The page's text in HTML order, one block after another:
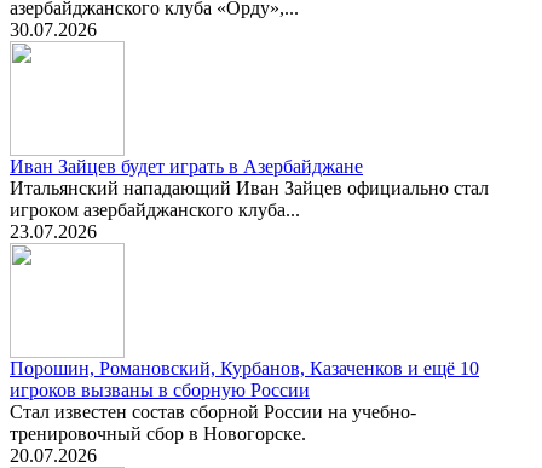
азербайджанского клуба «Орду»,...
30.07.2026
Иван Зайцев будет играть в Азербайджане
Итальянский нападающий Иван Зайцев официально стал
игроком азербайджанского клуба...
23.07.2026
Порошин, Романовский, Курбанов, Казаченков и ещё 10
игроков вызваны в сборную России
Стал известен состав сборной России на учебно-
тренировочный сбор в Новогорске.
20.07.2026